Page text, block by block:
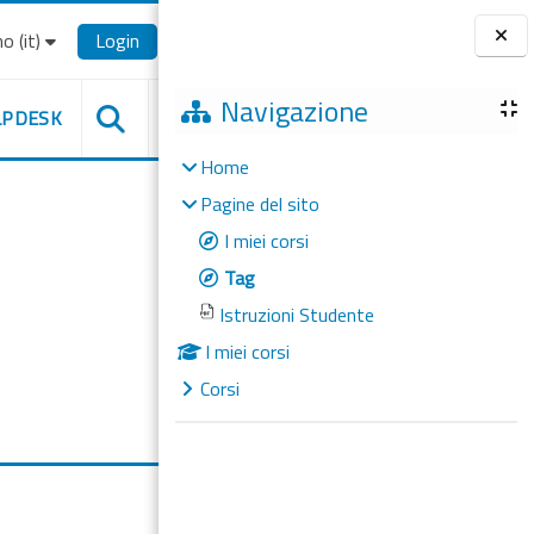
Blocchi
Navigazione
Home
Pagine del sito
I miei corsi
Tag
Istruzioni Studente
I miei corsi
Corsi
‎(it)‎ Login